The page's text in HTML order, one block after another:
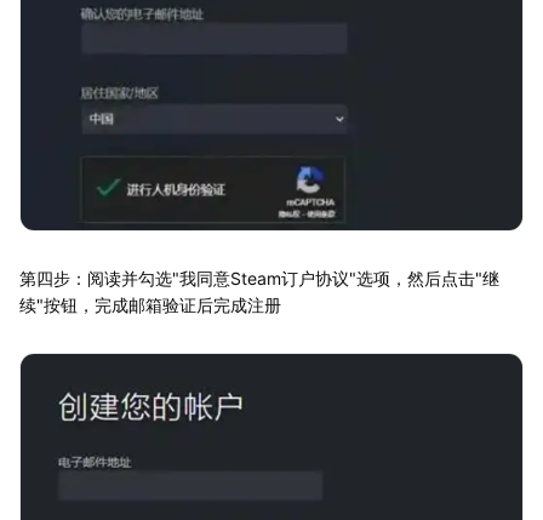
第四步：阅读并勾选"我同意Steam订户协议"选项，然后点击"继
续"按钮，完成邮箱验证后完成注册